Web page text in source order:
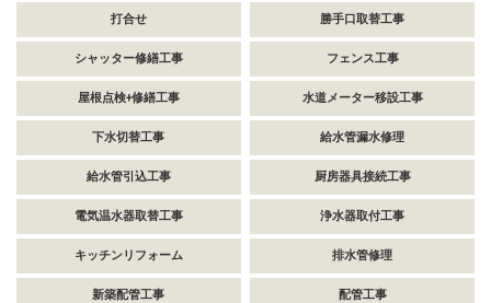
打合せ 勝手口取替工事
シャッター修繕工事 フェンス工事
屋根点検+修繕工事 水道メーター移設工事
下水切替工事 給水管漏水修理
給水管引込工事 厨房器具接続工事
電気温水器取替工事 浄水器取付工事
キッチンリフォーム 排水管修理
新築配管工事 配管工事